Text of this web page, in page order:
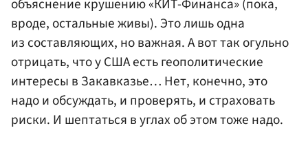
объяснение крушению «КИТ-Финанса» (пока,
вроде, остальные живы). Это лишь одна
из составляющих, но важная. А вот так огульно
отрицать, что у США есть геополитические
интересы в Закавказье… Нет, конечно, это
надо и обсуждать, и проверять, и страховать
риски. И шептаться в углах об этом тоже надо.